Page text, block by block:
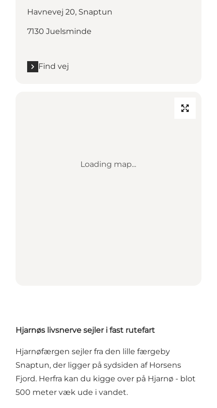
Havnevej 20, Snaptun
7130 Juelsminde
Find vej
Loading map...
Hjarnøs livsnerve sejler i fast rutefart
Hjarnøfærgen sejler fra den lille færgeby
Snaptun, der ligger på sydsiden af Horsens
Fjord. Herfra kan du kigge over på Hjarnø - blot
500 meter væk ude i vandet.